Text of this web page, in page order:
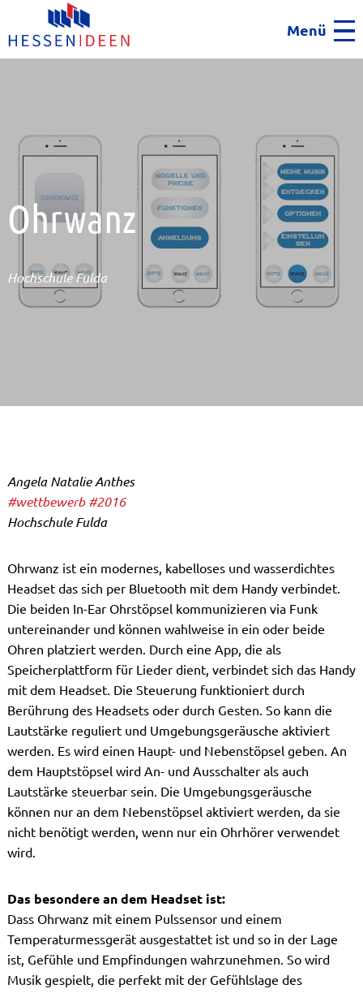
Menü
Ohrwanz
Hochschule Fulda
Angela Natalie Anthes
#wettbewerb #2016
Hochschule Fulda
Ohrwanz ist ein modernes, kabelloses und wasserdichtes
Headset das sich per Bluetooth mit dem Handy verbindet.
Die beiden In-Ear Ohrstöpsel kommunizieren via Funk
untereinander und können wahlweise in ein oder beide
Ohren platziert werden. Durch eine App, die als
Speicherplattform für Lieder dient, verbindet sich das Handy
mit dem Headset. Die Steuerung funktioniert durch
Berührung des Headsets oder durch Gesten. So kann die
Lautstärke reguliert und Umgebungsgeräusche aktiviert
werden. Es wird einen Haupt- und Nebenstöpsel geben. An
dem Hauptstöpsel wird An- und Ausschalter als auch
Lautstärke steuerbar sein. Die Umgebungsgeräusche
können nur an dem Nebenstöpsel aktiviert werden, da sie
nicht benötigt werden, wenn nur ein Ohrhörer verwendet
wird.
Das besondere an dem Headset ist:
Dass Ohrwanz mit einem Pulssensor und einem
Temperaturmessgerät ausgestattet ist und so in der Lage
ist, Gefühle und Empfindungen wahrzunehmen. So wird
Musik gespielt, die perfekt mit der Gefühlslage des